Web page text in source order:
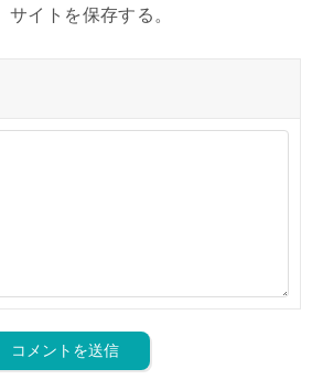
イトを保存する。